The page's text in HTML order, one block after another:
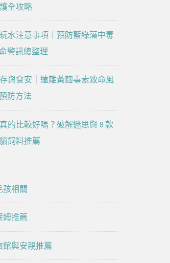
全攻略
水注意事項｜預防藍綠藻中毒
警訊總整理
與食安｜遠離黃麴毒素致命風
防方法
的比較好嗎？破解迷思與 9 款
飼料推薦
孩相關
姆推薦
館與安親推薦